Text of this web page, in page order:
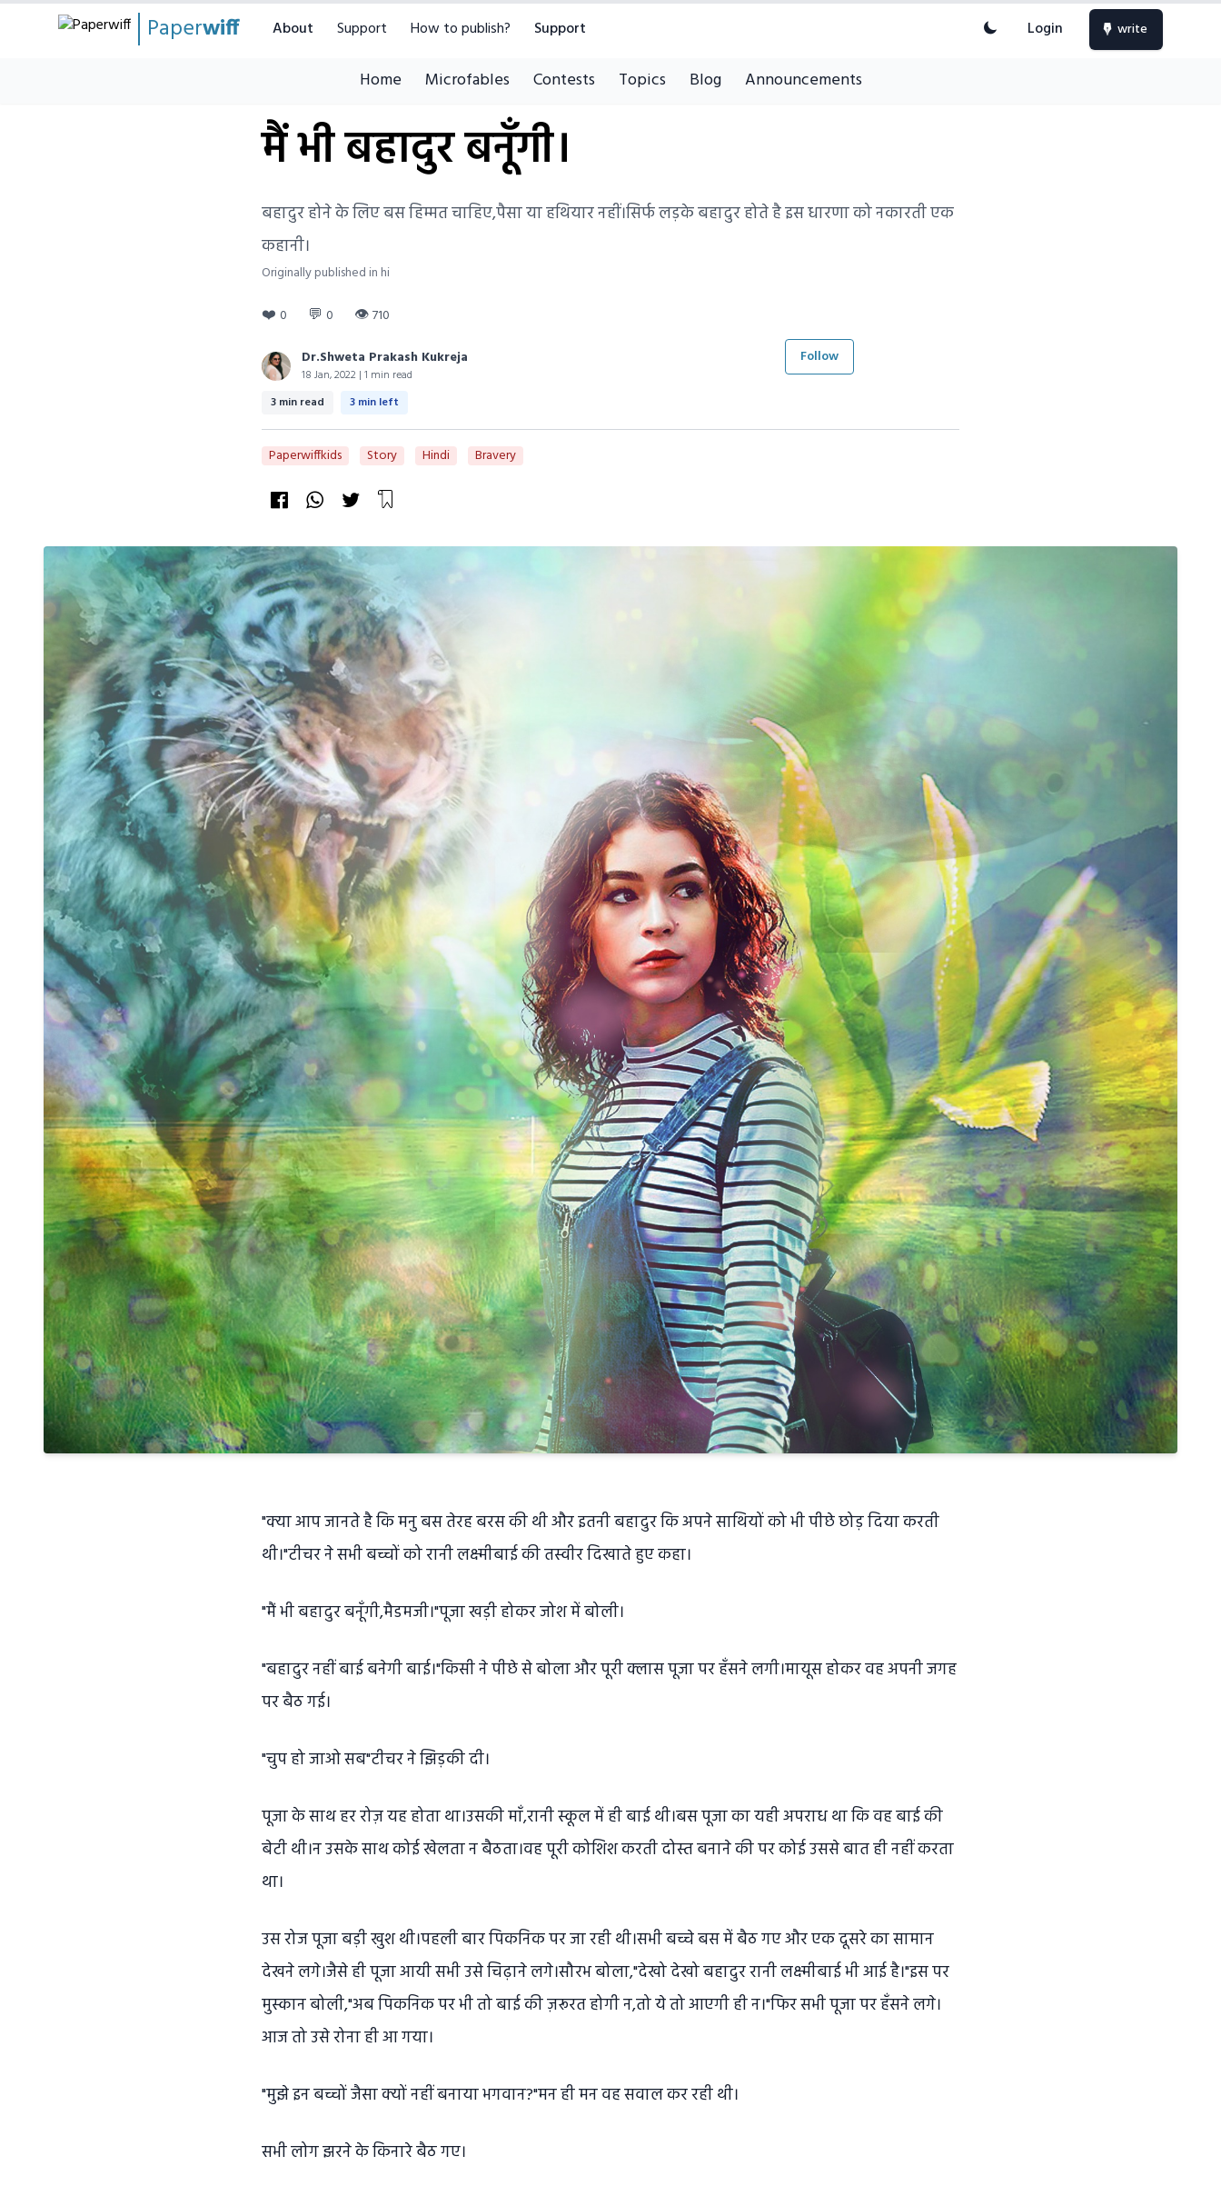
Paperwiff About Support How to publish? Support Login write
Home Microfables Contests Topics Blog Announcements
मैं भी बहादुर बनूँगी।
बहादुर होने के लिए बस हिम्मत चाहिए,पैसा या हथियार नहीं।सिर्फ लड़के बहादुर होते है इस धारणा को नकारती एक
कहानी।
Originally published in hi
❤️ 0 💬 0 👁710
Dr.Shweta Prakash Kukreja
18 Jan, 2022 | 1 min read
Follow
3 min read 3 min left
Paperwiffkids Story Hindi Bravery
"क्या आप जानते है कि मनु बस तेरह बरस की थी और इतनी बहादुर कि अपने साथियों को भी पीछे छोड़ दिया करती
थी।"टीचर ने सभी बच्चों को रानी लक्ष्मीबाई की तस्वीर दिखाते हुए कहा।
"मैं भी बहादुर बनूँगी,मैडमजी।"पूजा खड़ी होकर जोश में बोली।
"बहादुर नहीं बाई बनेगी बाई।"किसी ने पीछे से बोला और पूरी क्लास पूजा पर हँसने लगी।मायूस होकर वह अपनी जगह
पर बैठ गई।
"चुप हो जाओ सब"टीचर ने झिड़की दी।
पूजा के साथ हर रोज़ यह होता था।उसकी माँ,रानी स्कूल में ही बाई थी।बस पूजा का यही अपराध था कि वह बाई की
बेटी थी।न उसके साथ कोई खेलता न बैठता।वह पूरी कोशिश करती दोस्त बनाने की पर कोई उससे बात ही नहीं करता
था।
उस रोज पूजा बड़ी खुश थी।पहली बार पिकनिक पर जा रही थी।सभी बच्चे बस में बैठ गए और एक दूसरे का सामान
देखने लगे।जैसे ही पूजा आयी सभी उसे चिढ़ाने लगे।सौरभ बोला,"देखो देखो बहादुर रानी लक्ष्मीबाई भी आई है।"इस पर
मुस्कान बोली,"अब पिकनिक पर भी तो बाई की ज़रूरत होगी न,तो ये तो आएगी ही न।"फिर सभी पूजा पर हँसने लगे।
आज तो उसे रोना ही आ गया।
"मुझे इन बच्चों जैसा क्यों नहीं बनाया भगवान?"मन ही मन वह सवाल कर रही थी।
सभी लोग झरने के किनारे बैठ गए।